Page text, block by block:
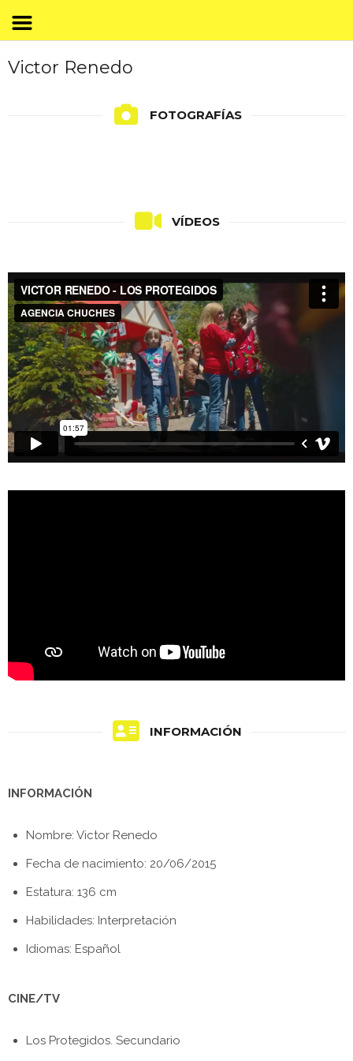
Victor Renedo
FOTOGRAFÍAS
VÍDEOS
INFORMACIÓN
INFORMACIÓN
Nombre: Victor Renedo
Fecha de nacimiento: 20/06/2015
Estatura: 136 cm
Habilidades: Interpretación
Idiomas: Español
CINE/TV
Los Protegidos. Secundario